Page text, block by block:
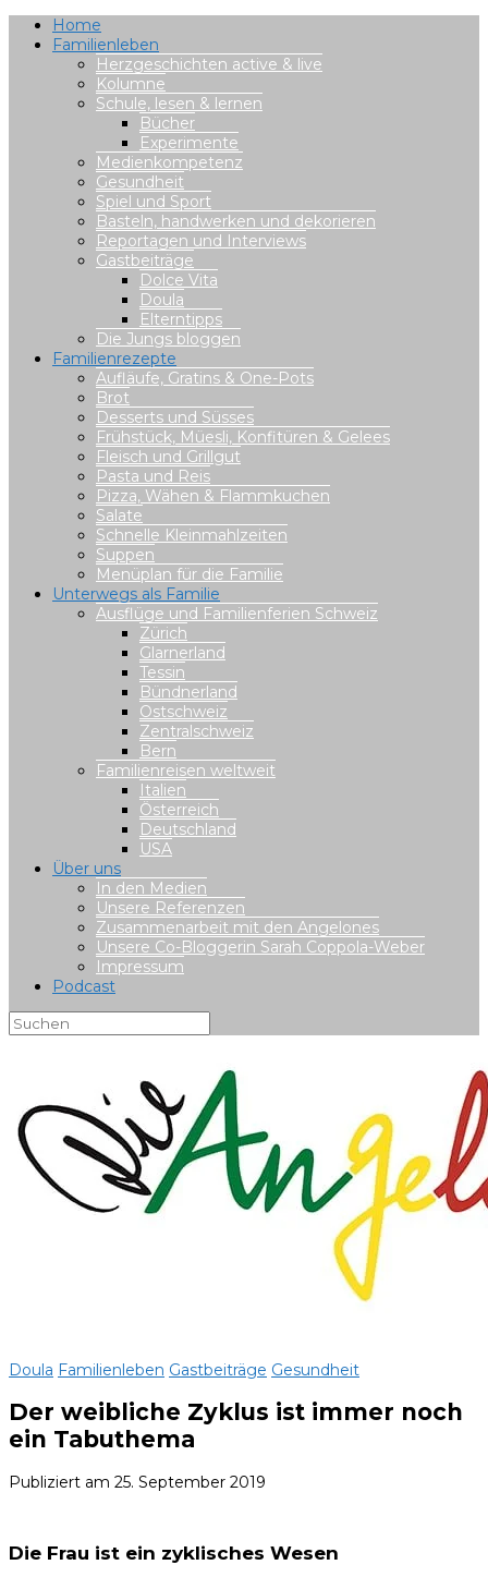
Home
Familienleben
Herzgeschichten active & live
Kolumne
Schule, lesen & lernen
Bücher
Experimente
Medienkompetenz
Gesundheit
Spiel und Sport
Basteln, handwerken und dekorieren
Reportagen und Interviews
Gastbeiträge
Dolce Vita
Doula
Elterntipps
Die Jungs bloggen
Familienrezepte
Aufläufe, Gratins & One-Pots
Brot
Desserts und Süsses
Frühstück, Müesli, Konfitüren & Gelees
Fleisch und Grillgut
Pasta und Reis
Pizza, Wähen & Flammkuchen
Salate
Schnelle Kleinmahlzeiten
Suppen
Menüplan für die Familie
Unterwegs als Familie
Ausflüge und Familienferien Schweiz
Zürich
Glarnerland
Tessin
Bündnerland
Ostschweiz
Zentralschweiz
Bern
Familienreisen weltweit
Italien
Österreich
Deutschland
USA
Über uns
In den Medien
Unsere Referenzen
Zusammenarbeit mit den Angelones
Unsere Co-Bloggerin Sarah Coppola-Weber
Impressum
Podcast
Doula Familienleben Gastbeiträge Gesundheit
Der weibliche Zyklus ist immer noch
ein Tabuthema
Publiziert am 25. September 2019
Die Frau ist ein zyklisches Wesen